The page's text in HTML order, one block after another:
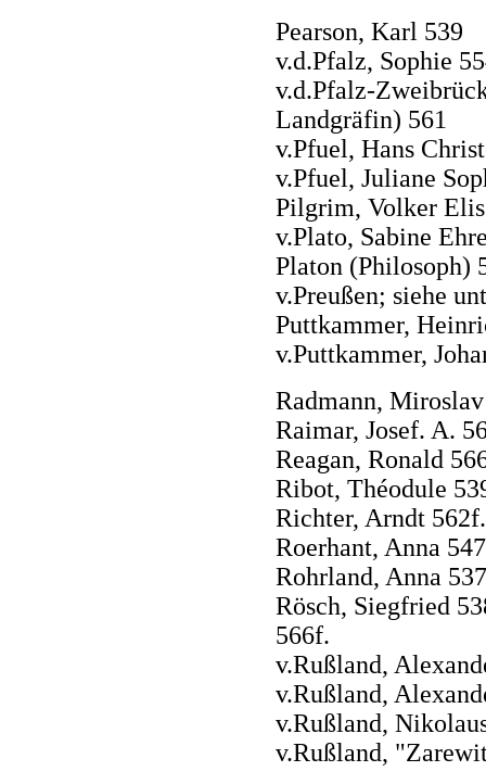
Pearson, Karl 539
v.d.Pfalz, Sophie
v.d.Pfalz-
Landgräfin) 561
v.Pfuel, Hans
v.Pfuel, Juliane
Pilgrim, Volker
v.Plato, Sabine
Platon (Philosoph)
v.Preußen; siehe
Puttkammer,
v.Puttkammer,
Radmann,
Raimar, Josef. A.
Reagan, Ronald
Ribot, Théodule
Richter, Arndt
Roerhant, Anna
Rohrland, Anna 537
Rösch, Siegfried
566f.
v.Rußland,
v.Rußland,
v.Rußland,
v.Rußland,